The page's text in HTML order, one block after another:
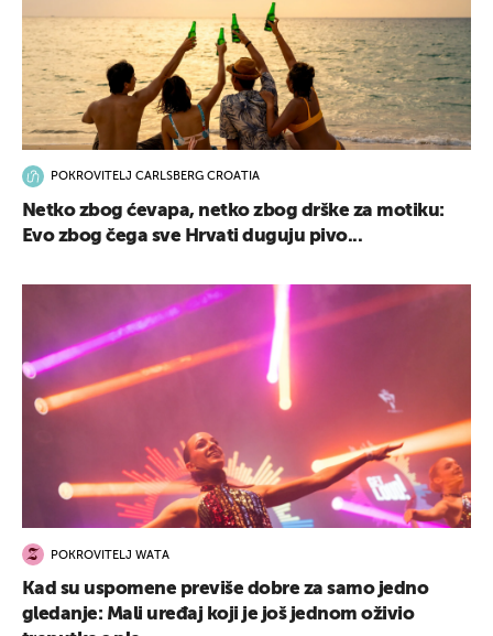
POKROVITELJ CARLSBERG CROATIA
Netko zbog ćevapa, netko zbog drške za motiku:
Evo zbog čega sve Hrvati duguju pivo...
POKROVITELJ WATA
Kad su uspomene previše dobre za samo jedno
gledanje: Mali uređaj koji je još jednom oživio